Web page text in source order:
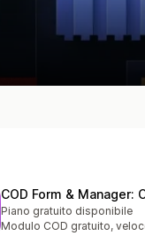
COD Form & Manager:
Piano gratuito disponibile
Modulo COD gratuito,